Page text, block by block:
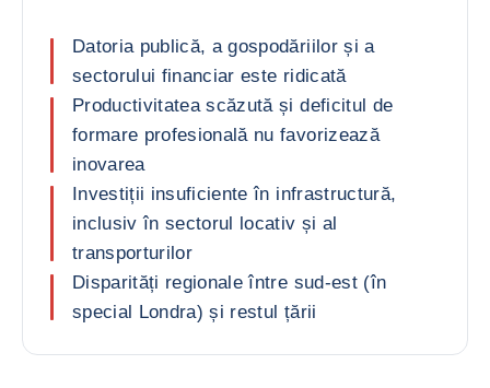
Datoria publică, a gospodăriilor și a
sectorului financiar este ridicată
Productivitatea scăzută și deficitul de
formare profesională nu favorizează
inovarea
Investiții insuficiente în infrastructură,
inclusiv în sectorul locativ și al
transporturilor
Disparități regionale între sud-est (în
special Londra) și restul țării